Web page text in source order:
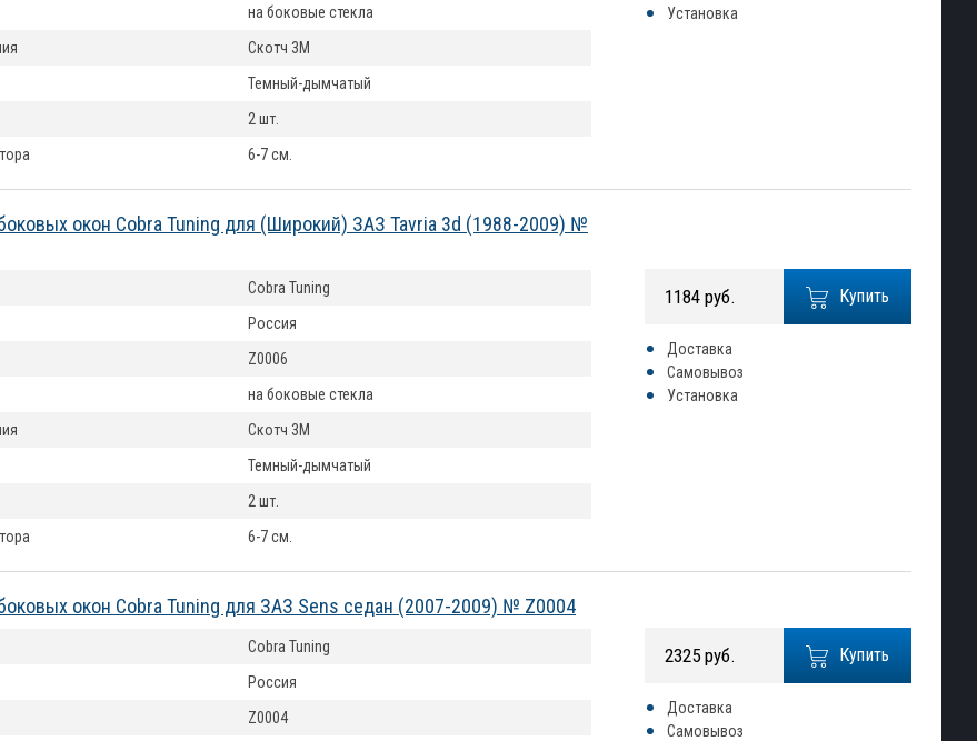
Установка
на боковые стекла
Скотч 3М
Темный-дымчатый
2 шт.
6-7 см.
окон Cobra Tuning для (Широкий) ЗАЗ Tavria 3d (1988-2009) №
Купить
1184 руб.
Доставка
Самовывоз
Установка
Cobra Tuning
Россия
Z0006
на боковые стекла
Скотч 3М
Темный-дымчатый
2 шт.
6-7 см.
окон Cobra Tuning для ЗАЗ Sens седан (2007-2009) № Z0004
Купить
2325 руб.
Доставка
Самовывоз
Cobra Tuning
Россия
Z0004